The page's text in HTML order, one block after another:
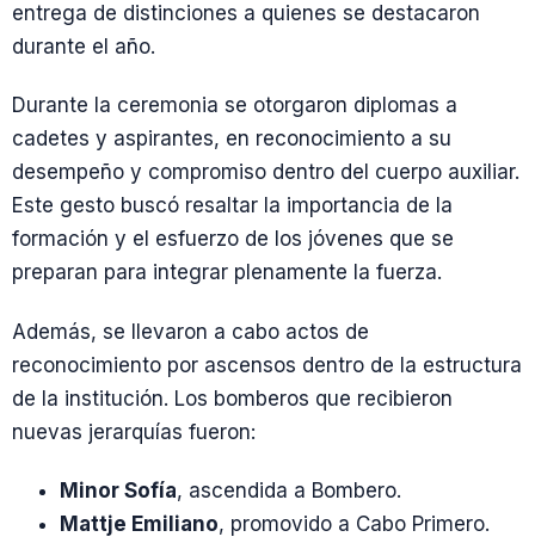
entrega de distinciones a quienes se destacaron
durante el año.
Durante la ceremonia se otorgaron diplomas a
cadetes y aspirantes, en reconocimiento a su
desempeño y compromiso dentro del cuerpo auxiliar.
Este gesto buscó resaltar la importancia de la
formación y el esfuerzo de los jóvenes que se
preparan para integrar plenamente la fuerza.
Además, se llevaron a cabo actos de
reconocimiento por ascensos dentro de la estructura
de la institución. Los bomberos que recibieron
nuevas jerarquías fueron:
Minor Sofía, ascendida a Bombero.
Mattje Emiliano, promovido a Cabo Primero.